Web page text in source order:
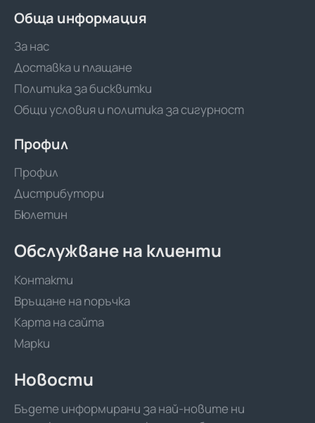
Обща информация
За нас
Доставка и плащане
Политика за бисквитки
Общи условия и политика за сигурност
Профил
Профил
Дистрибутори
Бюлетин
Обслужване на клиенти
Контакти
Връщане на поръчка
Карта на сайта
Марки
Новости
Бъдете информирани за най-новите ни